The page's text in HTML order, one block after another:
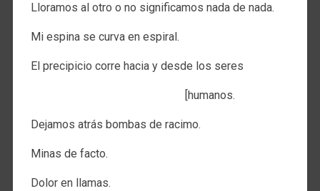
Lloramos al otro o no significamos nada de nada.
Mi espina se curva en espiral.
El precipicio corre hacia y desde los seres
[humanos.
Dejamos atrás bombas de racimo.
Minas de facto.
Dolor en llamas.